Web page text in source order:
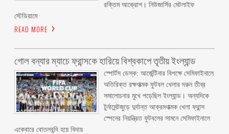
রক্তিম আক্রোশ। নিউজার্সির মেটলাইফ
স্টেডিয়ামে
READ MORE
গোল বন্যার ম্যাচে ফ্রান্সকে হারিয়ে বিশ্বকাপে তৃতীয় ইংল্যান্ড
স্পোর্টস ডেস্ক: আর্জেন্টিনার বিপক্ষে সেমিফাইনালে
অতিরিক্ত রক্ষণাত্মক ফুটবল খেলার দরুন তীব্র
সমালোচনার মুখে পড়েছিল ইংল্যান্ড। অন্যদিকে
টুর্নামেন্টজুড়ে দুর্দান্ত আক্রমণাত্মক খেলা ফ্রান্স
স্পেনের নিয়ন্ত্রিত ফুটবলের সামনে সেমিফাইনালে
একেবারে বোতলবন্দি হয়ে বিদায়